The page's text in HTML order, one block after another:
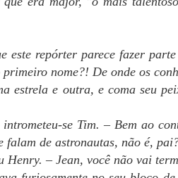
este repórter parece fazer
nome?! De onde os
estrela e outra, e coma seu
se Tim. – Bem ao
falam de astronautas, não é,
Henry. – Jean, você não vai
Champ-Bleux.
24 horas. Tico e Teco
Arthur e Sergei partiram
muito tempo
ido para Champ-
resumo dado por Sergei
e, principalmente,